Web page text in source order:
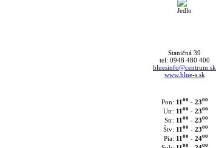
Staničná 39
tel: 0948 480 400
bluesinfo@centrum.sk
www.blue-s.sk
Pon: 11 oo - 23oo
Utr: 11 oo - 23oo
Str: 11 oo - 23oo
Štv: 11 oo - 23oo
Pia: 11 oo - 24oo
oo oo